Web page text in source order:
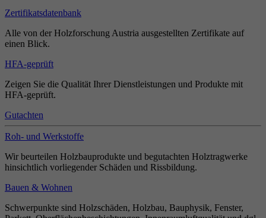
Zertifikatsdatenbank
Alle von der Holzforschung Austria ausgestellten Zertifikate auf
einen Blick.
HFA-geprüft
Zeigen Sie die Qualität Ihrer Dienstleistungen und Produkte mit
HFA-geprüft.
Gutachten
Roh- und Werkstoffe
Wir beurteilen Holzbauprodukte und begutachten Holztragwerke
hinsichtlich vorliegender Schäden und Rissbildung.
Bauen & Wohnen
Schwerpunkte sind Holzschäden, Holzbau, Bauphysik, Fenster,